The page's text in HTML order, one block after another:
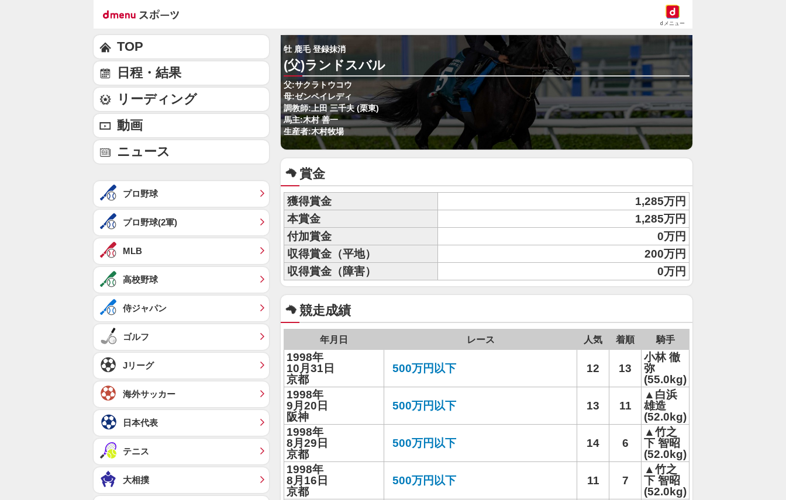
dメニュー
牡 鹿毛 登録抹消
(父)ランドスバル
父:サクラトウコウ
母:ゼンペイレディ
調教師:上田 三千夫 (栗東)
馬主:木村 善一
生産者:木村牧場
賞金
獲得賞金
1,285万円
本賞金
1,285万円
付加賞金
0万円
収得賞金（平地）
200万円
収得賞金（障害）
0万円
競走成績
年月日 レース 人気 着順 騎手
1998年
10月31日
京都
500万円以下 12 13
小林 徹
弥
(55.0kg)
1998年
9月20日
阪神
500万円以下 13 11
▲白浜
雄造
(52.0kg)
1998年
8月29日
京都
500万円以下 14 6
▲竹之
下 智昭
(52.0kg)
1998年
8月16日
京都
500万円以下 11 7
▲竹之
下 智昭
(52.0kg)
TOP
日程・結果
リーディング
動画
ニュース
プロ野球
プロ野球(2軍)
MLB
高校野球
侍ジャパン
ゴルフ
Jリーグ
海外サッカー
日本代表
テニス
大相撲